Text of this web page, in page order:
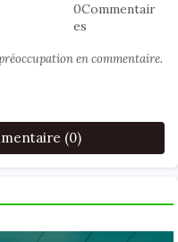
0Commentair
es
en commentaire.
(0)